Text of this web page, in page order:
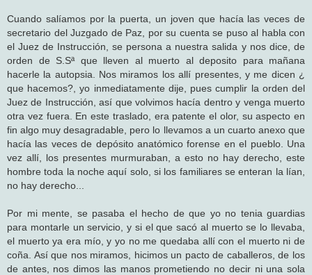
Cuando salíamos por la puerta, un joven que hacía las veces de
secretario del Juzgado de Paz, por su cuenta se puso al habla con
el Juez de Instrucción, se persona a nuestra salida y nos dice, de
orden de S.Sª que lleven al muerto al deposito para mañana
hacerle la autopsia. Nos miramos los allí presentes, y me dicen ¿
que hacemos?, yo inmediatamente dije, pues cumplir la orden del
Juez de Instrucción, así que volvimos hacía dentro y venga muerto
otra vez fuera. En este traslado, era patente el olor, su aspecto en
fin algo muy desagradable, pero lo llevamos a un cuarto anexo que
hacía las veces de depósito anatómico forense en el pueblo. Una
vez allí, los presentes murmuraban, a esto no hay derecho, este
hombre toda la noche aquí solo, si los familiares se enteran la lían,
no hay derecho...
Por mi mente, se pasaba el hecho de que yo no tenia guardias
para montarle un servicio, y si el que sacó al muerto se lo llevaba,
el muerto ya era mío, y yo no me quedaba allí con el muerto ni de
coña. Así que nos miramos, hicimos un pacto de caballeros, de los
de antes, nos dimos las manos prometiendo no decir ni una sola